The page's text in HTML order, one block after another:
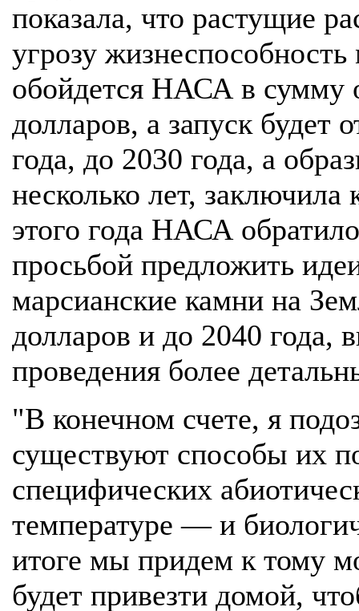
показала, что растущие
угрозу
обойдется НАСА в сумму
долларов, а запуск будет
года, до 2030 года, а
несколько лет,
этого года НАСА
просьбой предложить
марсианские камни на
долларов и до 2040 года,
проведения более
"В конечном счете, я
существуют способы их
специфических
температуре — и
итоге мы придем к тому
будет привезти домой,